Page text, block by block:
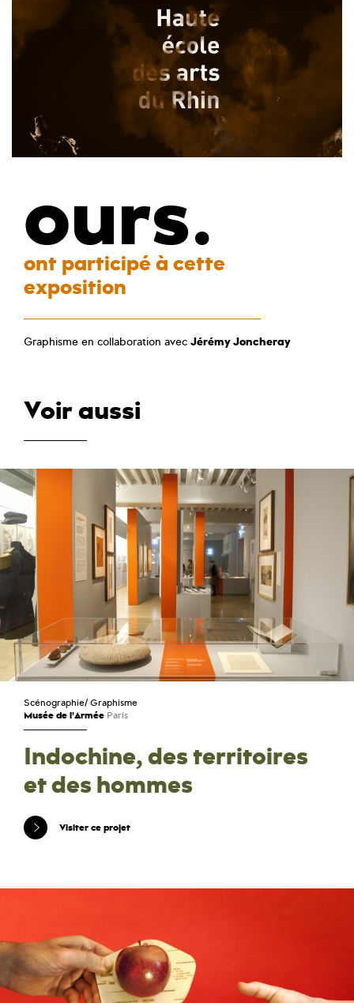
ours.
ont participé à cette
exposition
Graphisme en collaboration avec Jérémy Joncheray
Voir aussi
Scénographie/ Graphisme
Musée de l'Armée Paris
Indochine, des territoires
et des hommes
Visiter ce projet